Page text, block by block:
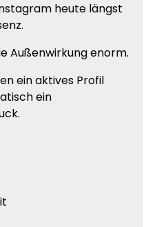
heute längst
Außenwirkung enorm.
ein aktives Profil
ein